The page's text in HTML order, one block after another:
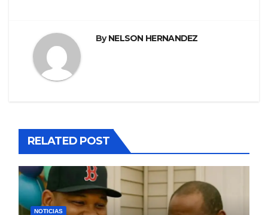
ByNELSON HERNANDEZ
RELATED POST
NOTICIAS